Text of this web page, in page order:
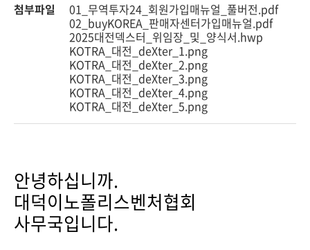
첨부파일
01_무역투자24_회원가입매뉴얼_풀버전.pdf
02_buyKOREA_판매자센터가입매뉴얼.pdf
2025대전덱스터_위임장_및_양식서.hwp
KOTRA_대전_deXter_1.png
KOTRA_대전_deXter_2.png
KOTRA_대전_deXter_3.png
KOTRA_대전_deXter_4.png
KOTRA_대전_deXter_5.png
안녕하십니까.
대덕이노폴리스벤처협회
사무국입니다.